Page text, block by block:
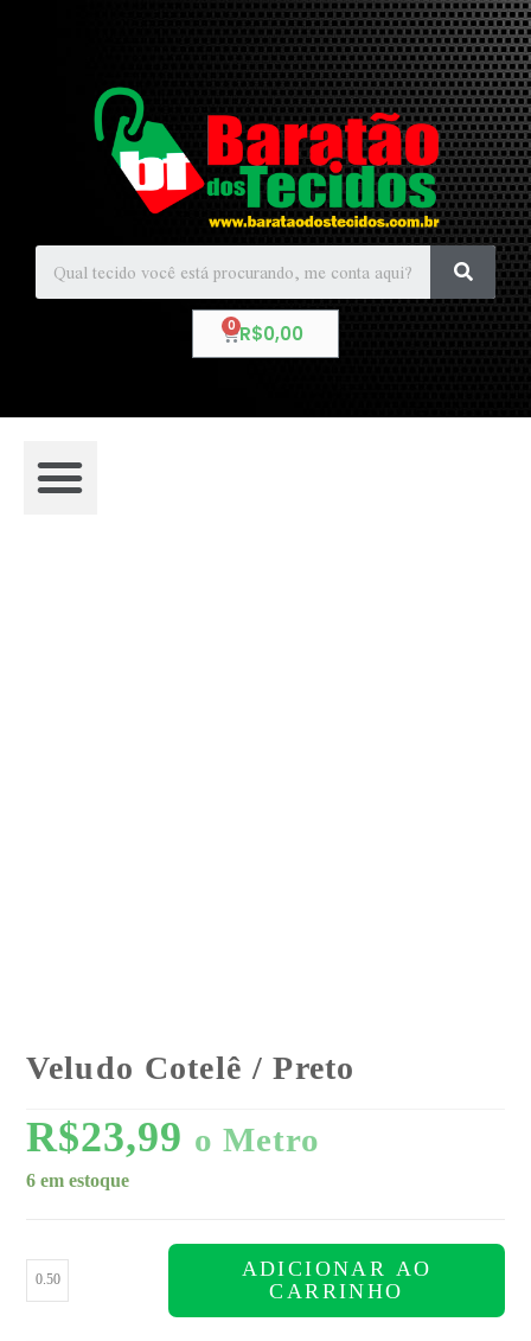
R$0,00
Veludo Cotelê / Preto
R$23,99 o Metro
6 em estoque
ADICIONAR AO
CARRINHO